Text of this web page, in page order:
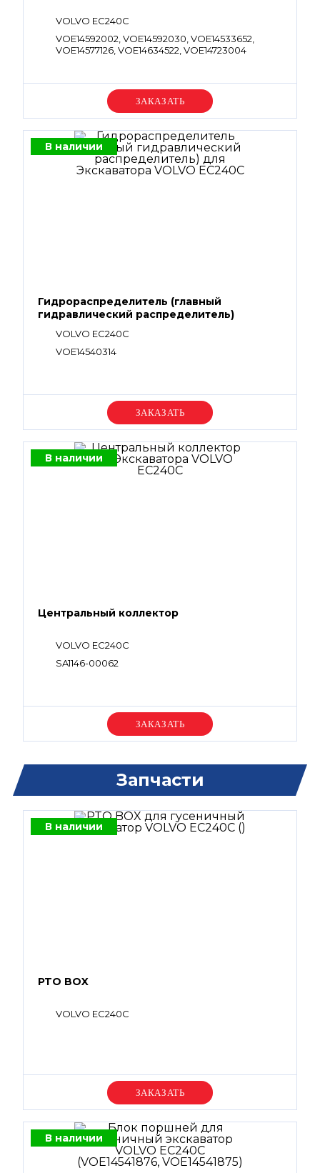
VOLVO EC240C
VOE14592002, VOE14592030, VOE14533652,
VOE14577126, VOE14634522, VOE14723004
Уточняйте цену
В наличии
Гидрораспределитель (главный
гидравлический распределитель)
VOLVO EC240C
VOE14540314
Уточняйте цену
В наличии
Центральный коллектор
VOLVO EC240C
SA1146-00062
Уточняйте цену
Запчасти
В наличии
PTO BOX
VOLVO EC240C
Уточняйте цену
В наличии